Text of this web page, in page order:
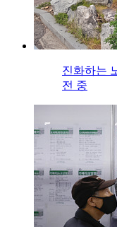
진화하는
전 중